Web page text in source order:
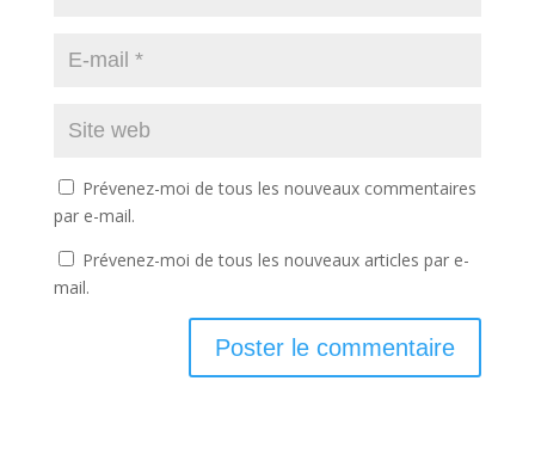
Prévenez-moi de tous les nouveaux commentaires
par e-mail.
Prévenez-moi de tous les nouveaux articles par e-
mail.